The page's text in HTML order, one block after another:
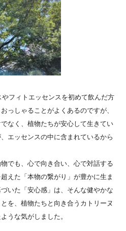
フィトエッセンスを初めて飲んだ方
っしゃることがよくあるのですが、
なく、植物たちが安心して生きてい
エッセンスの中に含まれているから
でも、心で向き合い、心で対話する
えた「本物の繋がり」が豊かに生ま
いた「安心感」は、そんな健やかな
を、植物たちと向き合うカトリーヌ
うな気がしました。